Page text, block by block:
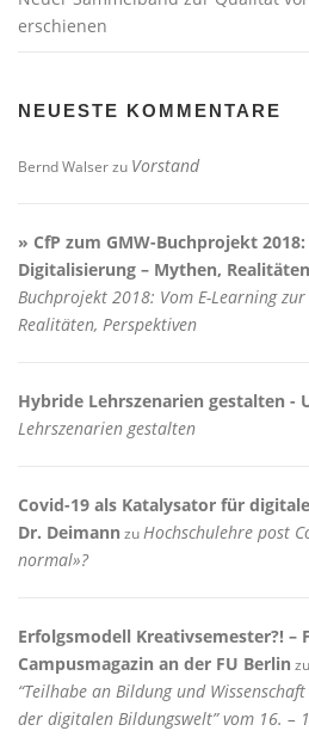
erschienen
NEUESTE KOMMENTARE
Bernd Walserzu Vorstand
» CfP zum GMW-Buchprojekt
Digitalisierung – Mythen,
Buchprojekt 2018: Vom E-Learning
Realitäten, Perspektiven
Hybride Lehrszenarien gestalten -
Lehrszenarien gestalten
Covid-19 als Katalysator für
Dr. Deimann zuHochschulehre post
normal»?
Erfolgsmodell Kreativsemester?! –
Campusmagazin an der FU Berlin zu
“Teilhabe an Bildung und
der digitalen Bildungswelt” vom 16. –